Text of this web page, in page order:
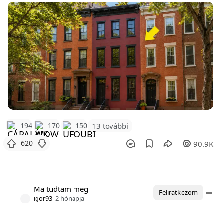
194 170 150 13 további
620 90.9K
Ma tudtam meg
igor93 2 hónapja
Feliratkozom